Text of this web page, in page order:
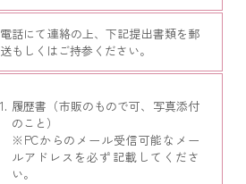
電話にて連絡の上、下記提出書類を郵
送もしくはご持参ください。
履歴書（市販のもので可、写真添付
のこと）
※PCからのメール受信可能なメー
ルアドレスを必ず記載してくださ
い。